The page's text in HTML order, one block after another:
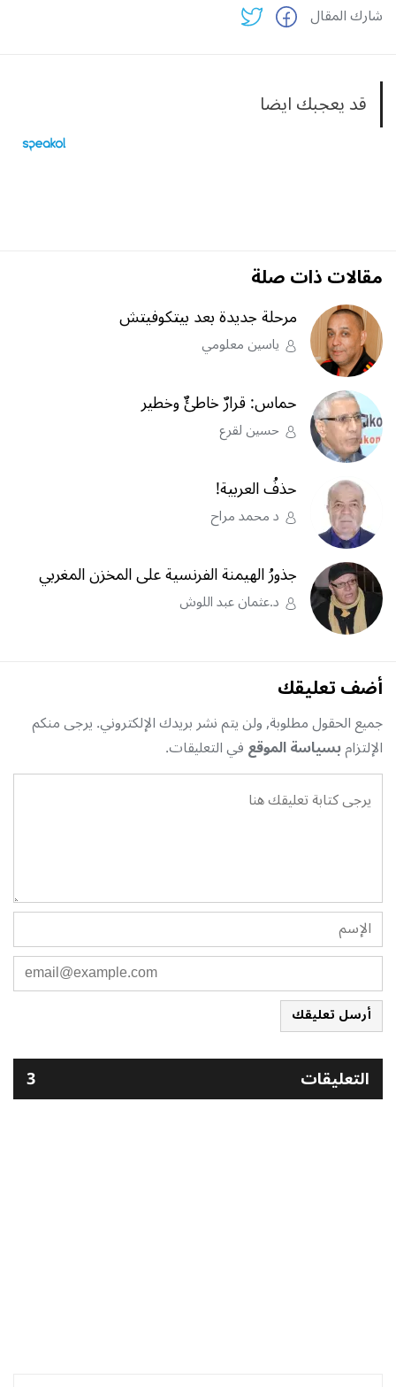
شارك المقال
قد يعجبك ايضا
مقالات ذات صلة
مرحلة جديدة بعد بيتكوفيتش
ياسين معلومي
حماس: قرارٌ خاطئٌ وخطير
حسين لقرع
حذفُ العربية!
د محمد مراح
جذورُ الهيمنة الفرنسية على المخزن المغربي
د.عثمان عبد اللوش
أضف تعليقك
جميع الحقول مطلوبة, ولن يتم نشر بريدك الإلكتروني. يرجى منكم
الإلتزامبسياسة الموقعفي التعليقات.
أرسل تعليقك
التعليقات 3